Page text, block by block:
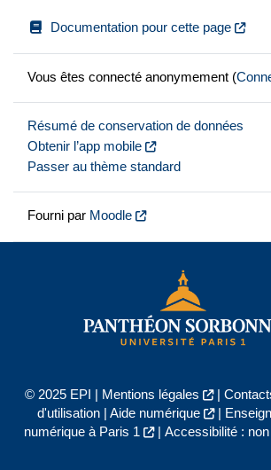
Documentation pour cette page
Vous êtes connecté anonymement (
Résumé de conservation de données
Obtenir l’app mobile
Passer au thème standard
Fourni par Moodle
© 2025 EPI | Mentions légales |
d'utilisation| Aide numérique |
numérique à Paris 1
| Accessibilité :